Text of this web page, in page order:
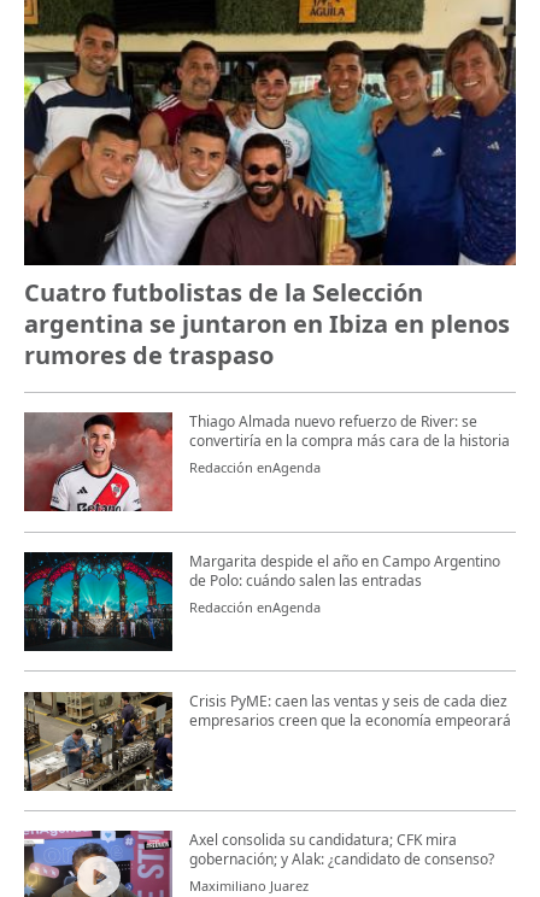
Cuatro futbolistas de la Selección
argentina se juntaron en Ibiza en plenos
rumores de traspaso
Thiago Almada nuevo refuerzo de River: se
convertiría en la compra más cara de la historia
Redacción enAgenda
Margarita despide el año en Campo Argentino
de Polo: cuándo salen las entradas
Redacción enAgenda
Crisis PyME: caen las ventas y seis de cada diez
empresarios creen que la economía empeorará
Axel consolida su candidatura; CFK mira
gobernación; y Alak: ¿candidato de consenso?
Maximiliano Juarez